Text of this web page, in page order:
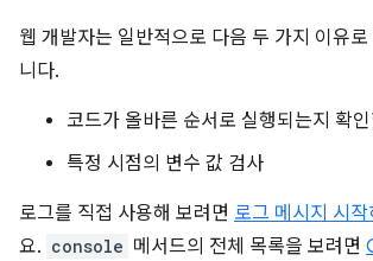
웹 개발자는 일반적으로 다음 두 가지 이유
니다.
코드가 올바른 순서로 실행되는지 확
특정 시점의 변수 값 검사
로그를 직접 사용해 보려면 로그 메시지 시작
요. console 메서드의 전체 목록을 보려면